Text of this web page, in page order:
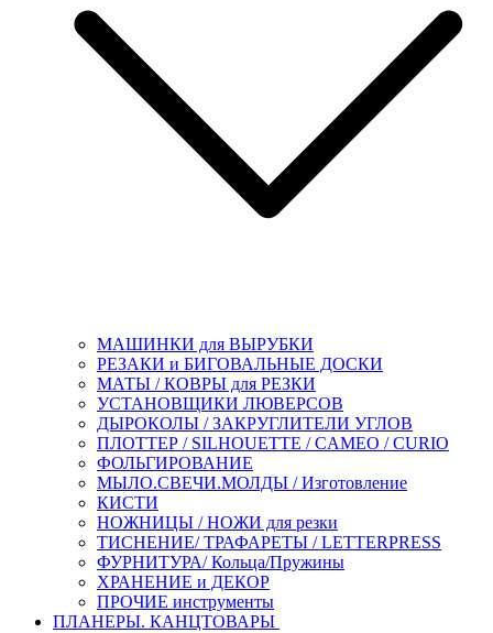
МАШИНКИ для ВЫРУБКИ
РЕЗАКИ и БИГОВАЛЬНЫЕ ДОСКИ
МАТЫ / КОВРЫ для РЕЗКИ
УСТАНОВЩИКИ ЛЮВЕРСОВ
ДЫРОКОЛЫ / ЗАКРУГЛИТЕЛИ УГЛОВ
ПЛОТТЕР / SILHOUETTE / CAMEO / CURIO
ФОЛЬГИРОВАНИЕ
МЫЛО.СВЕЧИ.МОЛДЫ / Изготовление
КИСТИ
НОЖНИЦЫ / НОЖИ для резки
ТИСНЕНИЕ/ ТРАФАРЕТЫ / LETTERPRESS
ФУРНИТУРА/ Кольца/Пружины
ХРАНЕНИЕ и ДЕКОР
ПРОЧИЕ инструменты
ПЛАНЕРЫ. КАНЦТОВАРЫ